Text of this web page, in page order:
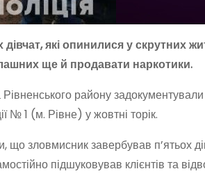
які опинилися у скрутних
ще й продавати наркотики.
району задокументували
№ 1 (м. Рівне) у жовтні торік.
що зловмисник завербував п’ятьох
підшуковував клієнтів та